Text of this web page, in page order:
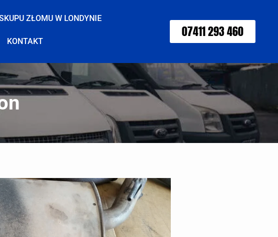
ZŁOMU W LONDYNIE
KONTAKT
07411 293 460